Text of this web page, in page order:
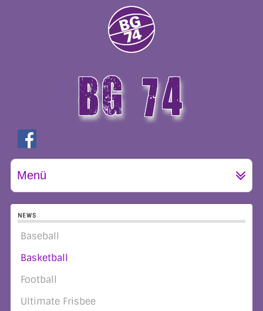
BG 74
GÖTTINGEN
Menü
NEWS
Baseball
Basketball
Football
Ultimate Frisbee